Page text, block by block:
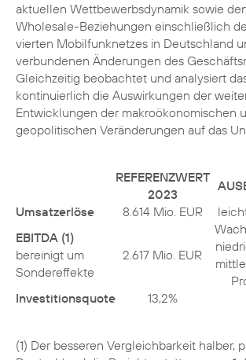
aktuellen Wettbewerbsdynamik sowie
Wholesale-Beziehungen einschließlich
vierten Mobilfunknetzes in Deutschland
verbundenen Änderungen des
Gleichzeitig beobachtet und analysiert
kontinuierlich die Auswirkungen der
Entwicklungen der makroökonomischen
geopolitischen Veränderungen auf das
REFERENZWERT
2023
Umsatzerlöse
8.614 Mio. EUR
EBITDA (1)
bereinigt um
Sondereffekte
2.617 Mio. EUR
Investitionsquote
13,2%
(1) Der besseren Vergleichbarkeit halber,